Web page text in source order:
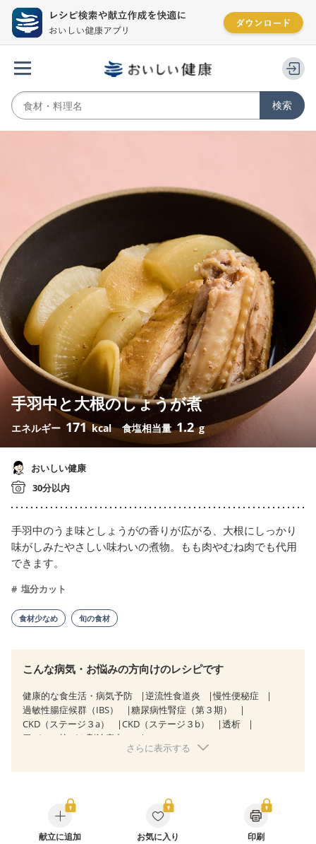
手羽中と大根のしょうが煮
エネルギー 171 kcal 食塩相当量1.2 g
おいしい健康
30分以内
手羽中のうま味としょうがの香りが広がる、大根にしっかり
味がしみたやさしい味わいの煮物。もも肉やむね肉でも代用
できます。
塩分カット
食材少なめ 旬の食材
こんな病気・お悩みの方向けのレシピです
健康的な食生活・病気予防 逆流性食道炎
慢性便秘症
過敏性腸症候群（IBS）
糖尿病性腎症（第３期）
CKD（ステージ３a）
CKD（ステージ３b）
透析
胃がん（抗がん剤治療中）
胃がん治療を終えた方・経過観察中の方
産後（ミルク）
骨粗しょう症
関節リウマチ
フレイル（年齢に合わせた体作り）
更年期
さらに表示する
献立に追加 お気に入り 印刷